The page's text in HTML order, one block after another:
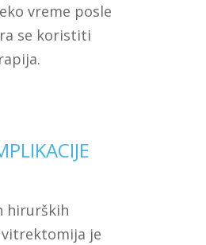
vreme posle
se koristiti
hirurških
je